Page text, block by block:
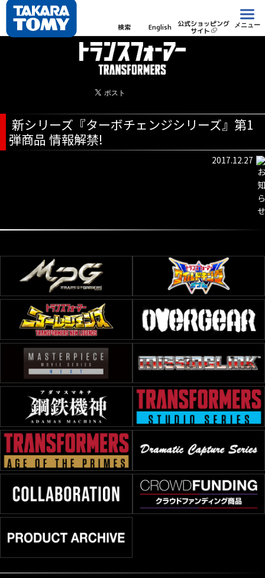
検索 English 公式ショッピング
サイト
メニュー
新シリーズ『ターボチェンジシリーズ』第1
弾商品 情報解禁!
2017.12.27